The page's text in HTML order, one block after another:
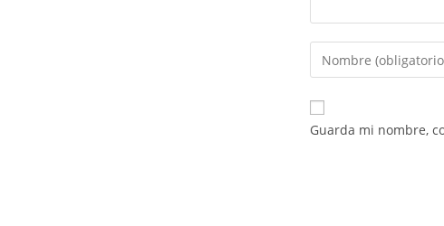
Introduce
tu
nombre
o
Guarda mi nombre,